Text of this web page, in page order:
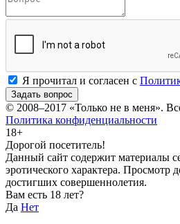
Я прочитал и согласен с
Задать вопрос
© 2008–2017 «Только не в меня».
Политика конфиденциальности
18+
Дорогой посетитель!
Данный сайт содержит материалы
эротического характера. Просмотр
достигших совершеннолетия.
Вам есть 18 лет?
Да Нет